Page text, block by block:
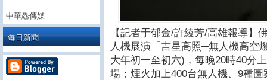
【記者于郁金/許綾芳/高雄報導】
人機展演「吉星高照─無人機高空
大年初一至初六)，每晚20時40分
場；煙火加上400台無人機、9種
中華鱻傳媒
每日新聞